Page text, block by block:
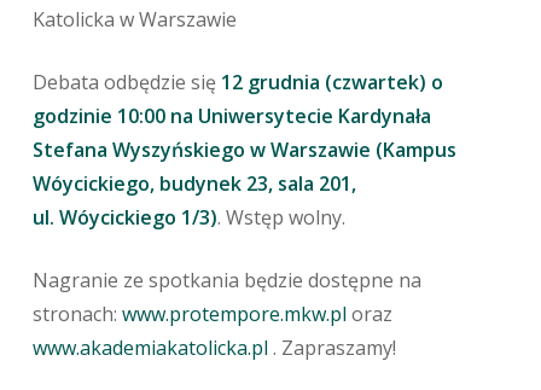
Katolicka w Warszawie
Debata odbędzie się 12 grudnia (czwartek) o
godzinie 10:00 na Uniwersytecie Kardynała
Stefana Wyszyńskiego w Warszawie (Kampus
Wóycickiego, budynek 23, sala 201,
ul. Wóycickiego 1/3). Wstęp wolny.
Nagranie ze spotkania będzie dostępne na
stronach: www.protempore.mkw.pl oraz
www.akademiakatolicka.pl . Zapraszamy!